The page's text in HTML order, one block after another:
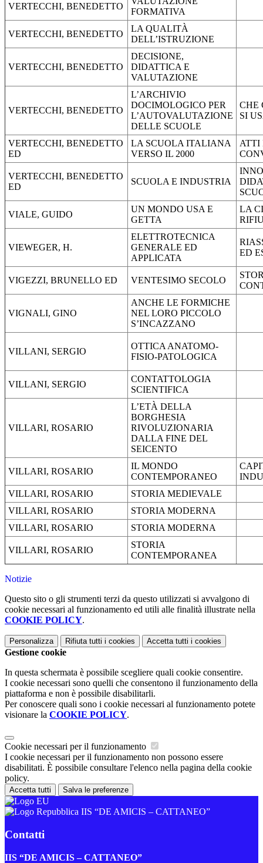
VERTECCHI, BENEDETTO
FORMATIVA
VERTECCHI, BENEDETTO
LA QUALITÀ
DELL’ISTRUZIONE
VERTECCHI, BENEDETTO
DECISIONE,
DIDATTICA E
VALUTAZIONE
VERTECCHI, BENEDETTO
L’ARCHIVIO
DOCIMOLOGICO PER
L’AUTOVALUTAZIONE
DELLE SCUOLE
CHE
SI
VERTECCHI, BENEDETTO
ED
LA SCUOLA ITALIANA
VERSO IL 2000
ATTI
VERTECCHI, BENEDETTO
ED
SCUOLA E INDUSTRIA
VIALE, GUIDO
UN MONDO USA E
GETTA
LA
VIEWEGER, H.
ELETTROTECNICA
GENERALE ED
APPLICATA
ED
VIGEZZI, BRUNELLO ED VENTESIMO SECOLO
VIGNALI, GINO
ANCHE LE FORMICHE
NEL LORO PICCOLO
S’INCAZZANO
VILLANI, SERGIO
OTTICA ANATOMO-
FISIO-PATOLOGICA
VILLANI, SERGIO
CONTATTOLOGIA
SCIENTIFICA
VILLARI, ROSARIO
L’ETÀ DELLA
BORGHESIA
RIVOLUZIONARIA
DALLA FINE DEL
SEICENTO
VILLARI, ROSARIO
IL MONDO
CONTEMPORANEO
VILLARI, ROSARIO
STORIA MEDIEVALE
VILLARI, ROSARIO
STORIA MODERNA
VILLARI, ROSARIO
STORIA MODERNA
VILLARI, ROSARIO
STORIA
CONTEMPORANEA
Notizie
Questo sito o gli strumenti terzi da questo utilizzati si avvalgono di
cookie necessari al funzionamento ed utili alle finalità illustrate nella
COOKIE POLICY.
Personalizza Rifiuta tutti i cookies Accetta tutti i cookies
Gestione cookie
In questa schermata è possibile scegliere quali cookie consentire.
I cookie necessari sono quelli che consentono il funzionamento della
piattaforma e non è possibile disabilitarli.
Per conoscere quali sono i cookie necessari al funzionamento potete
visionare la COOKIE POLICY.
Cookie necessari per il funzionamento
I cookie necessari per il funzionamento non possono essere
disabilitati. È possibile consultare l'elenco nella pagina della cookie
policy.
Accetta tutti Salva le preferenze
IIS “DE AMICIS – CATTANEO”
Contatti
IIS “DE AMICIS – CATTANEO”